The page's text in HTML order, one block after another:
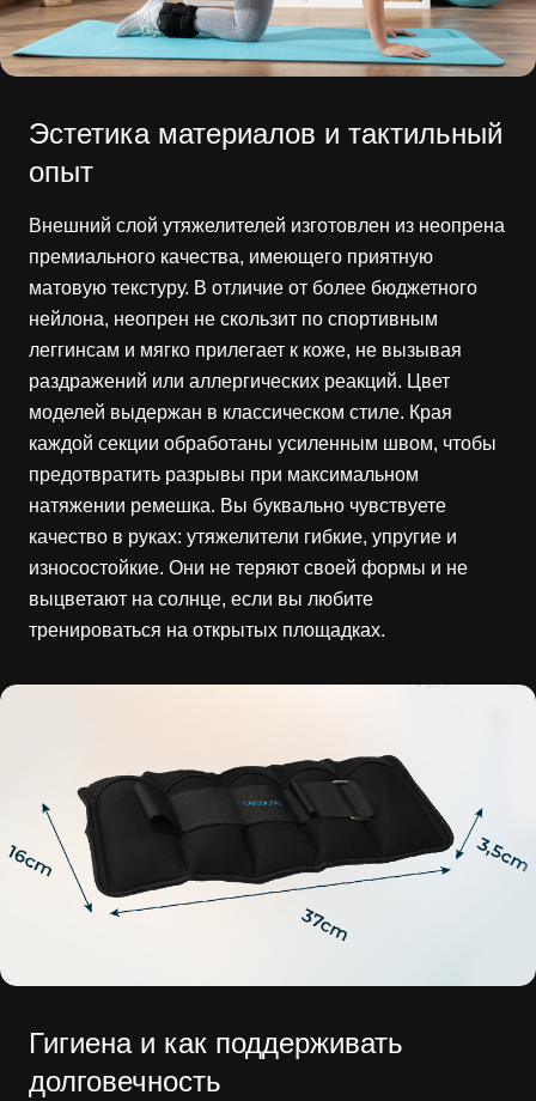
Эстетика материалов и тактильный
опыт
Внешний слой утяжелителей изготовлен из неопрена
премиального качества, имеющего приятную
матовую текстуру. В отличие от более бюджетного
нейлона, неопрен не скользит по спортивным
леггинсам и мягко прилегает к коже, не вызывая
раздражений или аллергических реакций. Цвет
моделей выдержан в классическом стиле. Края
каждой секции обработаны усиленным швом, чтобы
предотвратить разрывы при максимальном
натяжении ремешка. Вы буквально чувствуете
качество в руках: утяжелители гибкие, упругие и
износостойкие. Они не теряют своей формы и не
выцветают на солнце, если вы любите
тренироваться на открытых площадках.
Гигиена и как поддерживать
долговечность